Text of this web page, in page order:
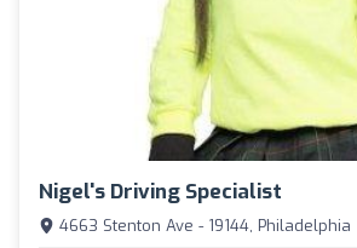
Nigel's Driving Specialist
4663 Stenton Ave - 19144, Philadelphia